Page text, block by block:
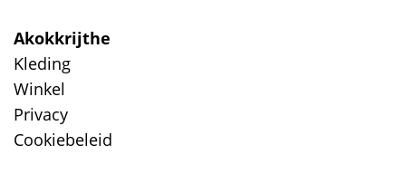
Akokkrijthe
Kleding
Winkel
Privacy
Cookiebeleid